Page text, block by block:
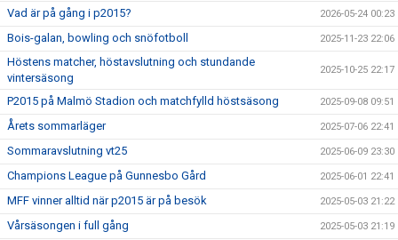
Vad är på gång i p2015? 2026-05-24 00:23
Bois-galan, bowling och snöfotboll 2025-11-23 22:06
Höstens matcher, höstavslutning och stundande
vintersäsong
2025-10-25 22:17
P2015 på Malmö Stadion och matchfylld höstsäsong 2025-09-08 09:51
Årets sommarläger 2025-07-06 22:41
Sommaravslutning vt25 2025-06-09 23:30
Champions League på Gunnesbo Gård 2025-06-01 22:41
MFF vinner alltid när p2015 är på besök 2025-05-03 21:22
Vårsäsongen i full gång 2025-05-03 21:19